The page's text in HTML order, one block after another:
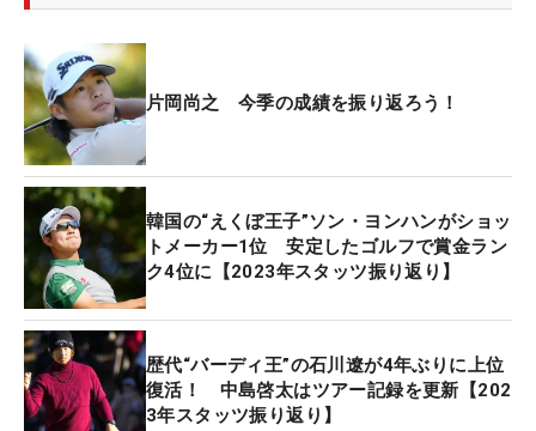
片岡尚之 今季の成績を振り返ろう！
韓国の“えくぼ王子”ソン・ヨンハンがショッ
トメーカー1位 安定したゴルフで賞金ラン
ク4位に【2023年スタッツ振り返り】
歴代“バーディ王”の石川遼が4年ぶりに上位
復活！ 中島啓太はツアー記録を更新【202
3年スタッツ振り返り】